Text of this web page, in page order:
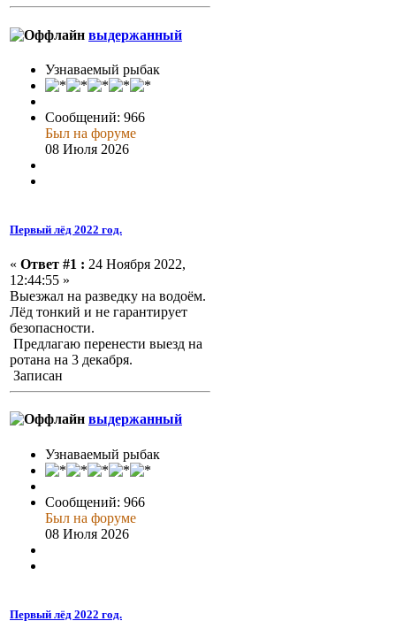
выдержанный
Узнаваемый рыбак
Сообщений: 966
Был на форуме
08 Июля 2026
Первый лёд 2022 год.
« Ответ #1 : 24 Ноября 2022,
12:44:55 »
Выезжал на разведку на водоём.
Лёд тонкий и не гарантирует
безопасности.
Предлагаю перенести выезд на
ротана на 3 декабря.
Записан
выдержанный
Узнаваемый рыбак
Сообщений: 966
Был на форуме
08 Июля 2026
Первый лёд 2022 год.